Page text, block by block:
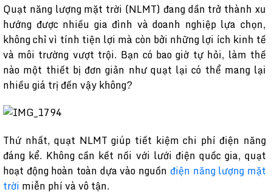
Quạt năng lượng mặt trời (NLMT) đang dần trở thành xu
hướng được nhiều gia đình và doanh nghiệp lựa chọn,
không chỉ vì tính tiện lợi mà còn bởi những lợi ích kinh tế
và môi trường vượt trội. Bạn có bao giờ tự hỏi, làm thế
nào một thiết bị đơn giản như quạt lại có thể mang lại
nhiều giá trị đến vậy không?
Thứ nhất, quạt NLMT giúp tiết kiệm chi phí điện năng
đáng kể. Không cần kết nối với lưới điện quốc gia, quạt
hoạt động hoàn toàn dựa vào nguồn điện năng lượng mặt
trời miễn phí và vô tận.